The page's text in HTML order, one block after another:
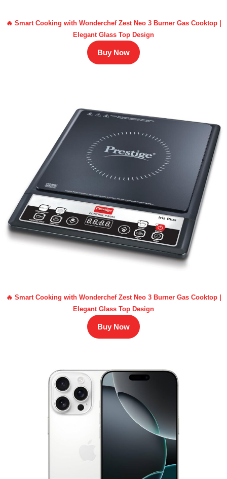
🔥 Smart Cooking with Wonderchef Zest Neo 3 Burner Gas Cooktop |
Elegant Glass Top Design
Buy Now
🔥 Smart Cooking with Wonderchef Zest Neo 3 Burner Gas Cooktop |
Elegant Glass Top Design
Buy Now